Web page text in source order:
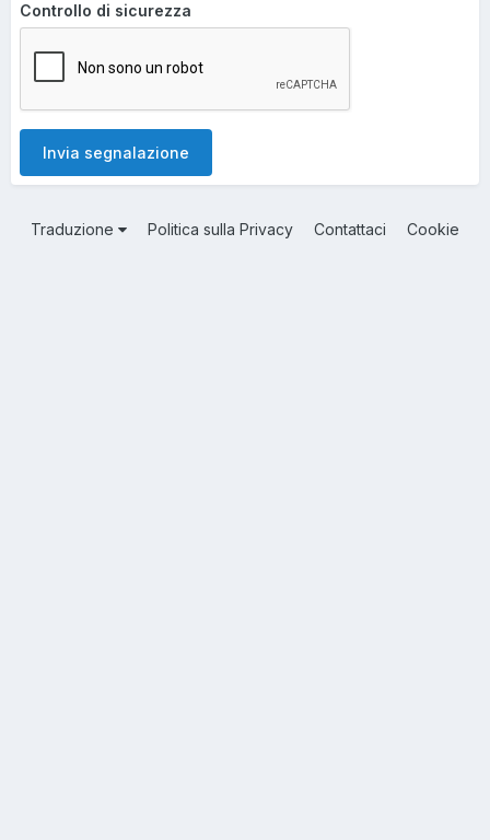
Controllo di sicurezza
Invia segnalazione
Traduzione Politica sulla Privacy Contattaci Cookie